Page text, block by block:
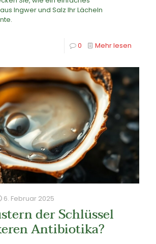
Ingwer und Salz Ihr Lächeln
0 Mehr lesen
6. Februar 2025
der Schlüssel
Antibiotika?